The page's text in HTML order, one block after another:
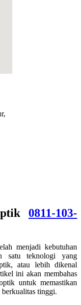
0811-103-
menjadi kebutuhan
satu teknologi yang
atau lebih dikenal
ini akan membahas
untuk memastikan
tinggi.